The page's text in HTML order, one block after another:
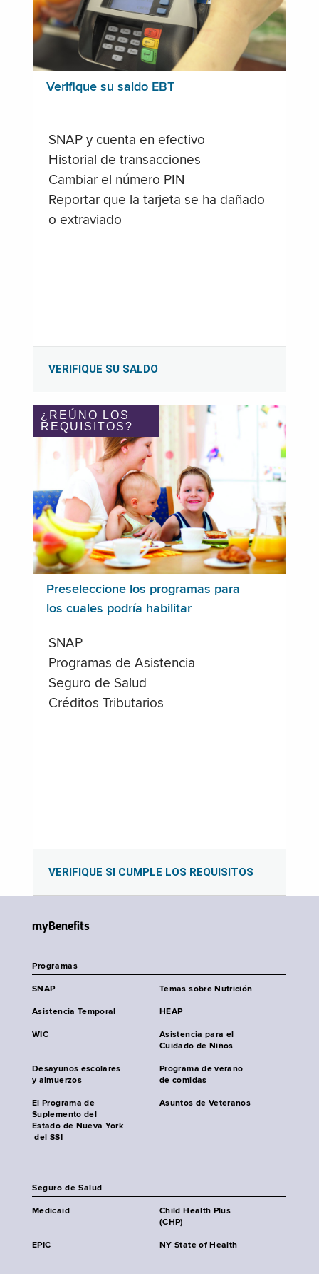
Verifique su saldo EBT
SNAP y cuenta en efectivo
Historial de transacciones
Cambiar el número PIN
Reportar que la tarjeta se ha dañado
o extraviado
VERIFIQUE SU SALDO
¿REÚNO LOS
REQUISITOS?
Preseleccione los programas para
los cuales podría habilitar
SNAP
Programas de Asistencia
Seguro de Salud
Créditos Tributarios
VERIFIQUE SI CUMPLE LOS REQUISITOS
myBenefits
Programas
SNAP Temas sobre Nutrición
Asistencia Temporal HEAP
WIC
Asistencia para el
Cuidado de Niños
Desayunos escolares
y almuerzos
Programa de verano
de comidas
El Programa de
Suplemento del
Estado de Nueva York
del SSI
Asuntos de Veteranos
Seguro de Salud
Medicaid
Child Health Plus
(CHP)
EPIC NY State of Health